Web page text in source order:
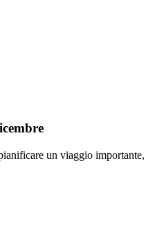
un viaggio importante,